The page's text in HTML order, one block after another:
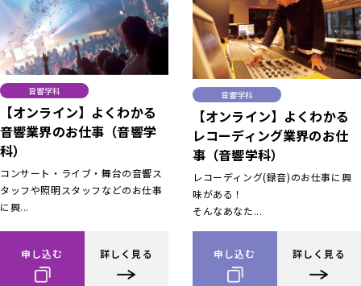
音響学科
【オンライン】よくわかる
音響業界のお仕事（音響学
科）
コンサート・ライブ・舞台の音響ス
タッフや照明スタッフなどのお仕事
に興...
申し込む 詳しく見る
音響学科
【オンライン】よくわかる
レコーディング業界のお仕
事（音響学科）
レコーディング(録音)のお仕事に興
味がある！
そんなあなた...
申し込む 詳しく見る